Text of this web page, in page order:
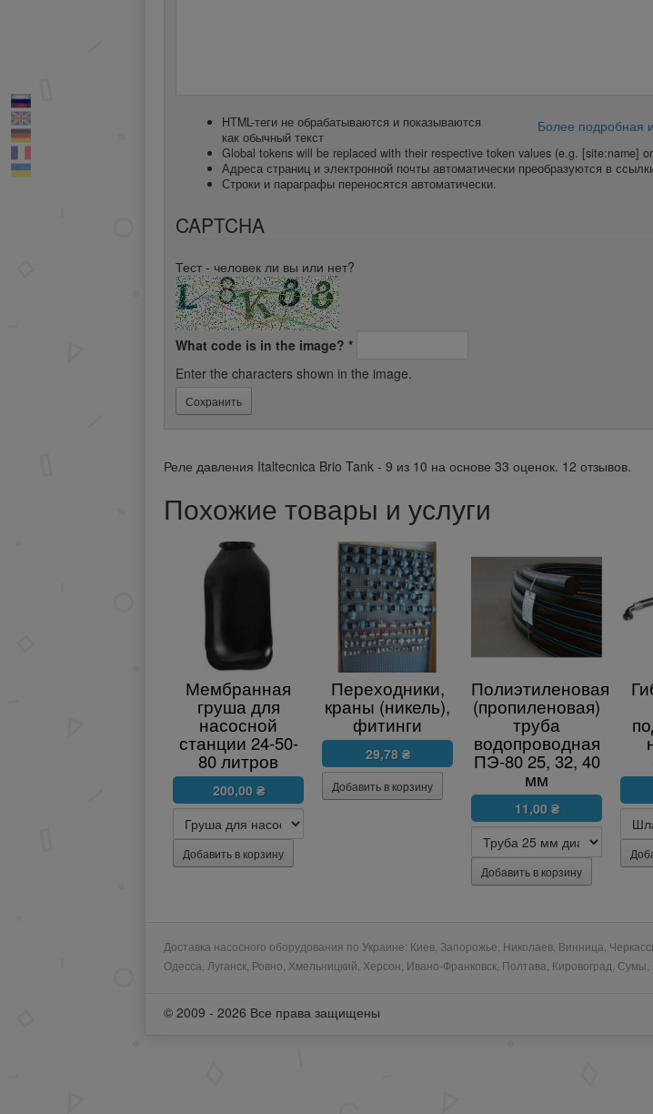
Более подробная
HTML-теги не обрабатываются и показываются
как обычный текст
Global tokens will be replaced with their respective token values (e.g. [site:name]
Адреса страниц и электронной почты автоматически преобразуются в
Строки и параграфы переносятся автоматически.
CAPTCHA
Тест - человек ли вы или нет?
What code is in the image? *
Enter the characters shown in the image.
Реле давления Italtecnica Brio Tank - 9 из 10 на основе 33 оценок. 12 отзывов.
Похожие товары и услуги
Мембранная
груша для
насосной
станции 24-50-
80 литров
200,00 ₴
Переходники,
краны (никель),
фитинги
29,78 ₴
Полиэтиленовая
(пропиленовая)
труба
водопроводная
ПЭ-80 25, 32, 40
мм
11,00 ₴
Доставка насосного оборудования по Украине: Киев, Запорожье, Николаев, Винница,
Одесса, Луганск, Ровно, Хмельницкий, Херсон, Ивано-Франковск, Полтава, Кировоград,
© 2009 - 2026 Все права защищены